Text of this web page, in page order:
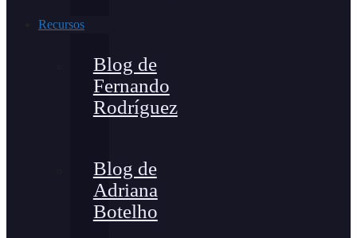
Recursos
Blog de
Fernando
Rodríguez
Blog de
Adriana
Botelho